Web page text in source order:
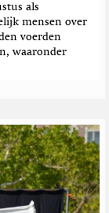
als
mensen over
voerden
waaronder